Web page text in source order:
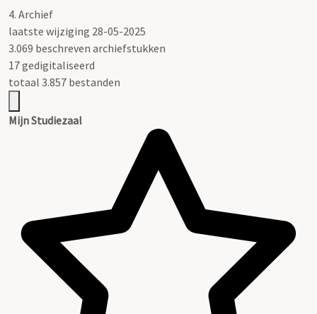
4. Archief
laatste wijziging 28-05-2025
3.069 beschreven archiefstukken
17 gedigitaliseerd
totaal 3.857 bestanden
Mijn Studiezaal